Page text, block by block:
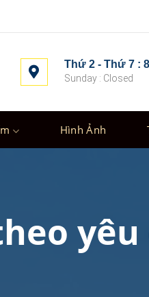
Thứ 2 - Thứ 7 :
Sunday : Closed
Hình Ảnh